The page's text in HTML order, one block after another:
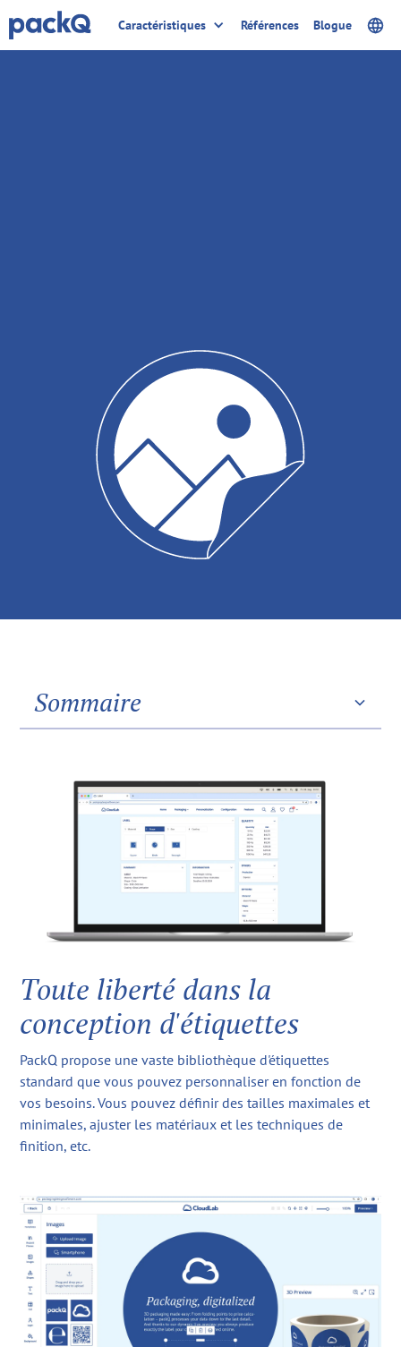
Caractéristiques Références Blogue
Sommaire
Toute liberté dans la
conception d'étiquettes
PackQ propose une vaste bibliothèque d'étiquettes
standard que vous pouvez personnaliser en fonction de
vos besoins. Vous pouvez définir des tailles maximales et
minimales, ajuster les matériaux et les techniques de
finition, etc.